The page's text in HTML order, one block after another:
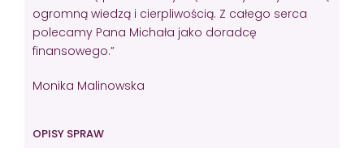
ogromną wiedzą i cierpliwością. Z całego serca
polecamy Pana Michała jako doradcę
finansowego.”
Monika Malinowska
OPISY SPRAW